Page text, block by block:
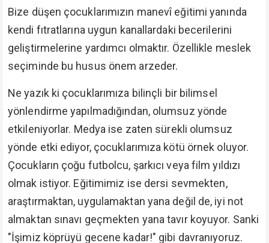
Bize düşen çocuklarımızın manevî eğitimi yanında
kendi fıtratlarına uygun kanallardaki becerilerini
geliştirmelerine yardımcı olmaktır. Özellikle meslek
seçiminde bu husus önem arzeder.
Ne yazık ki çocuklarımıza bilinçli bir bilimsel
yönlendirme yapılmadığından, olumsuz yönde
etkileniyorlar. Medya ise zaten sürekli olumsuz
yönde etki ediyor, çocuklarımıza kötü örnek oluyor.
Çocukların çoğu futbolcu, şarkıcı veya film yıldızı
olmak istiyor. Eğitimimiz ise dersi sevmekten,
araştırmaktan, uygulamaktan yana değil de, iyi not
almaktan sınavı geçmekten yana tavır koyuyor. Sanki
"İşimiz köprüyü gecene kadar!" gibi davranıyoruz.